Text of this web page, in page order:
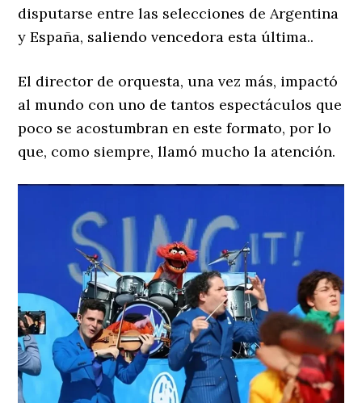
disputarse entre las selecciones de Argentina
y España, saliendo vencedora esta última..
El director de orquesta, una vez más, impactó
al mundo con uno de tantos espectáculos que
poco se acostumbran en este formato, por lo
que, como siempre, llamó mucho la atención.